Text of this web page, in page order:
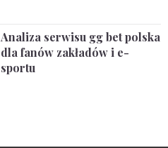
Analiza serwisu gg bet polska
dla fanów zakładów i e-
sportu